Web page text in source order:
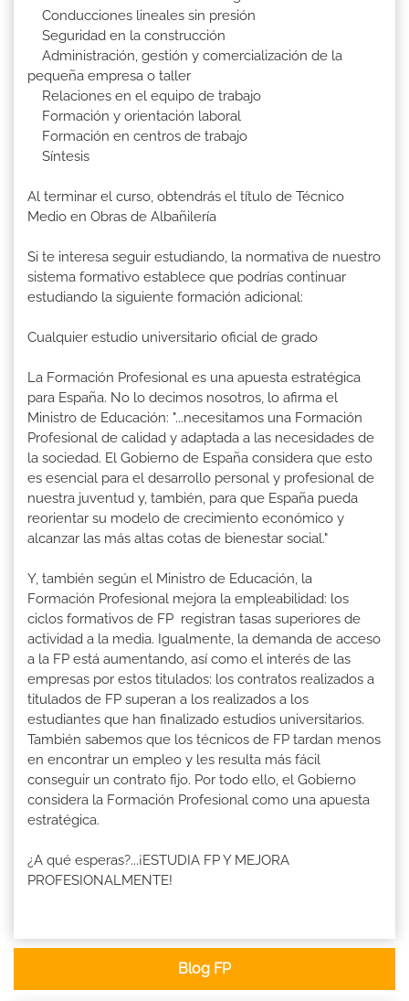
Conducciones lineales sin presión
Seguridad en la construcción
Administración, gestión y comercialización de la
pequeña empresa o taller
Relaciones en el equipo de trabajo
Formación y orientación laboral
Formación en centros de trabajo
Síntesis
Al terminar el curso, obtendrás el título de Técnico
Medio en Obras de Albañilería
Si te interesa seguir estudiando, la normativa de nuestro
sistema formativo establece que podrías continuar
estudiando la siguiente formación adicional:
Cualquier estudio universitario oficial de grado
La Formación Profesional es una apuesta estratégica
para España. No lo decimos nosotros, lo afirma el
Ministro de Educación: "...necesitamos una Formación
Profesional de calidad y adaptada a las necesidades de
la sociedad. El Gobierno de España considera que esto
es esencial para el desarrollo personal y profesional de
nuestra juventud y, también, para que España pueda
reorientar su modelo de crecimiento económico y
alcanzar las más altas cotas de bienestar social."
Y, también según el Ministro de Educación, la
Formación Profesional mejora la empleabilidad: los
ciclos formativos de FP registran tasas superiores de
actividad a la media. Igualmente, la demanda de acceso
a la FP está aumentando, así como el interés de las
empresas por estos titulados: los contratos realizados a
titulados de FP superan a los realizados a los
estudiantes que han finalizado estudios universitarios.
También sabemos que los técnicos de FP tardan menos
en encontrar un empleo y les resulta más fácil
conseguir un contrato fijo. Por todo ello, el Gobierno
considera la Formación Profesional como una apuesta
estratégica.
¿A qué esperas?...¡ESTUDIA FP Y MEJORA
PROFESIONALMENTE!
Blog FP